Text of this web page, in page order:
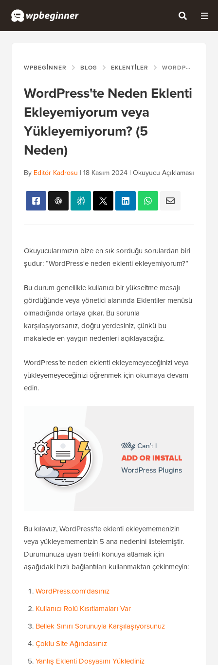
WPBEGINNER BLOG EKLENTILER WORDPRESS'TE NEDEN EKLENTI EKLEYEMIYORUM VEYA YÜKLEYEMIYORUM? (5 NEDEN)
WordPress'te Neden Eklenti
Ekleyemiyorum veya
Yükleyemiyorum? (5
Neden)
By Editör Kadrosu | 18 Kasım 2024 | Okuyucu Açıklaması
Okuyucularımızın bize en sık sorduğu sorulardan biri
şudur: “WordPress'e neden eklenti ekleyemiyorum?”
Bu durum genellikle kullanıcı bir yükseltme mesajı
gördüğünde veya yönetici alanında Eklentiler menüsü
olmadığında ortaya çıkar. Bu sorunla
karşılaşıyorsanız, doğru yerdesiniz, çünkü bu
makalede en yaygın nedenleri açıklayacağız.
WordPress'te neden eklenti ekleyemeyeceğinizi veya
yükleyemeyeceğinizi öğrenmek için okumaya devam
edin.
Bu kılavuz, WordPress'te eklenti ekleyememenizin
veya yükleyememenizin 5 ana nedenini listelemiştir.
Durumunuza uyan belirli konuya atlamak için
aşağıdaki hızlı bağlantıları kullanmaktan çekinmeyin:
WordPress.com'dasınız
Kullanıcı Rolü Kısıtlamaları Var
Bellek Sınırı Sorunuyla Karşılaşıyorsunuz
Çoklu Site Ağındasınız
Yanlış Eklenti Dosyasını Yüklediniz